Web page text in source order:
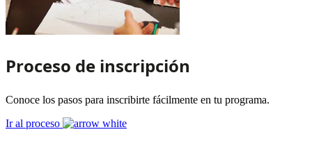
Proceso de inscripción
Conoce los pasos para inscribirte fácilmente en tu programa.
Ir al proceso